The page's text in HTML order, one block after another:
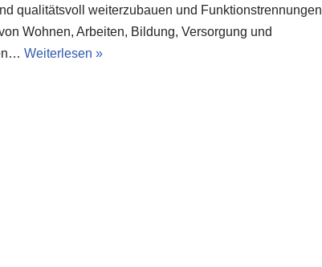
qualitätsvoll weiterzubauen und Funktionstrennungen
Wohnen, Arbeiten, Bildung, Versorgung und
Weiterlesen »